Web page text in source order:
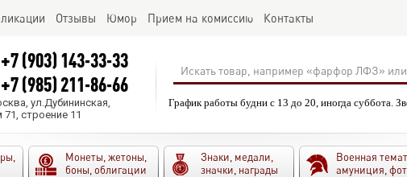
Отзывы Юмор Прием на комиссию Контакты
+7 (903) 143-33-33
+7 (985) 211-86-66
ул.Дубининская,
строение 11
График работы будни с 13 до 20, иногда суббота.
Монеты, жетоны,
боны, облигации
Знаки, медали,
значки, награды
Военная
амуниция,